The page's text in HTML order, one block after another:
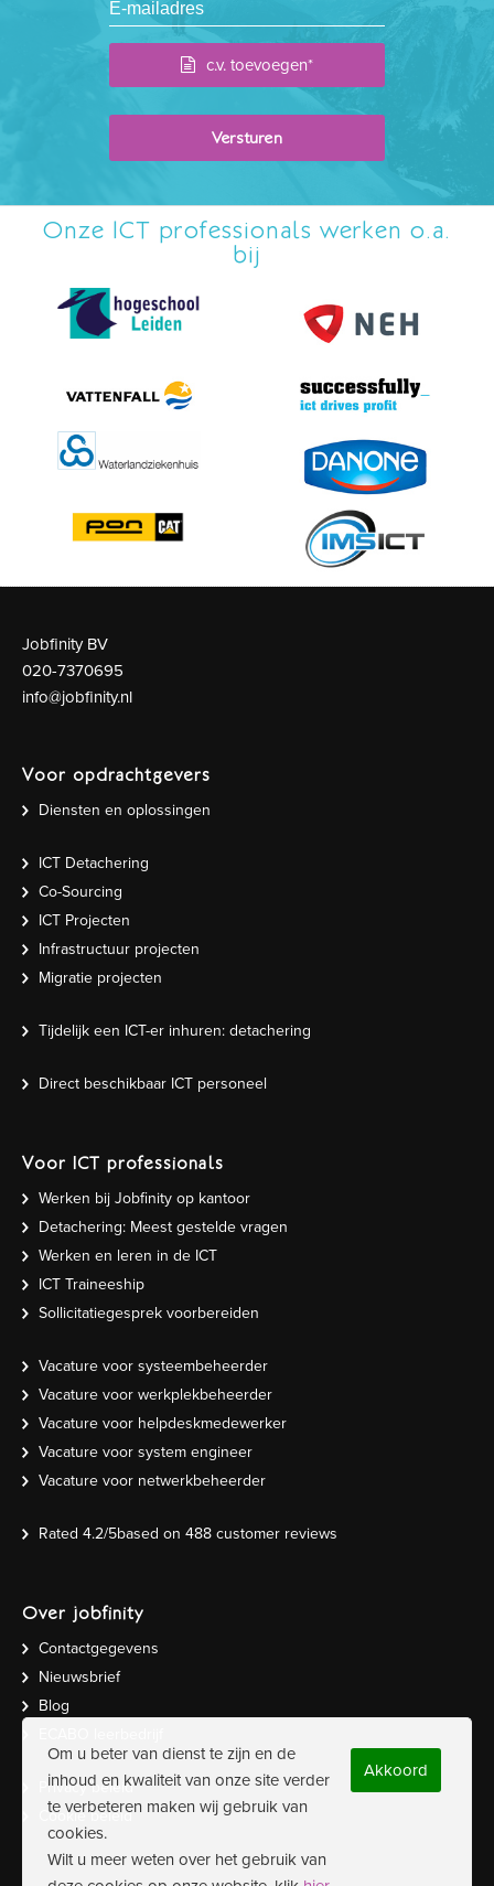
c.v. toevoegen*
Onze ICT professionals werken o.a.
bij
Jobfinity BV
020-7370695
info@jobfinity.nl
Voor opdrachtgevers
Diensten en oplossingen
ICT Detachering
Co-Sourcing
ICT Projecten
Infrastructuur projecten
Migratie projecten
Tijdelijk een ICT-er inhuren: detachering
Direct beschikbaar ICT personeel
Voor ICT professionals
Werken bij Jobfinity op kantoor
Detachering: Meest gestelde vragen
Werken en leren in de ICT
ICT Traineeship
Sollicitatiegesprek voorbereiden
Vacature voor systeembeheerder
Vacature voor werkplekbeheerder
Vacature voor helpdeskmedewerker
Vacature voor system engineer
Vacature voor netwerkbeheerder
Rated 4.2/5based on 488 customer reviews
Over jobfinity
Contactgegevens
Nieuwsbrief
Blog
Privacy beleid
Cookie beleid
Om u beter van dienst te zijn en de
inhoud en kwaliteit van onze site verder
te verbeteren maken wij gebruik van
cookies.
Wilt u meer weten over het gebruik van
Akkoord